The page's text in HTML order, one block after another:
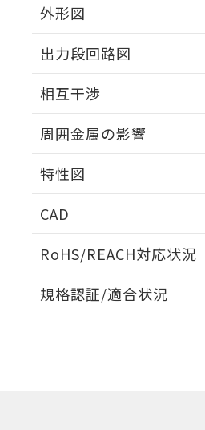
外形図
出力段回路図
相互干渉
A: 60mm以上、B: 35mm以上
周囲金属の影響
特性図
CAD
RoHS/REACH対応状況
規格認証/適合状況